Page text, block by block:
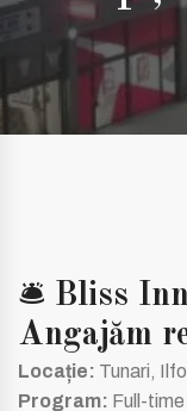
🛎️ Bliss
Angajăm
Locație: Tunari,
Program: Full-time